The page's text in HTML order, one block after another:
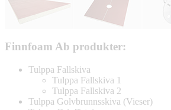
Finnfoam Ab produkter:
Tulppa Fallskiva
Tulppa Fallskiva 1
Tulppa Fallskiva 2
Tulppa Golvbrunnsskiva (Vieser)